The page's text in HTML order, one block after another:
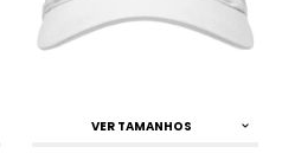
VER TAMANHOS